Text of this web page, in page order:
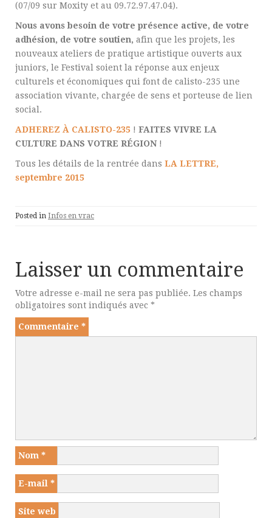
(07/09 sur Moxity et au 09.72.97.47.04).
Nous avons besoin de votre présence active, de votre
adhésion, de votre soutien, afin que les projets, les
nouveaux ateliers de pratique artistique ouverts aux
juniors, le Festival soient la réponse aux enjeux
culturels et économiques qui font de calisto-235 une
association vivante, chargée de sens et porteuse de lien
social.
ADHEREZ À CALISTO-235 ! FAITES VIVRE LA
CULTURE DANS VOTRE RÉGION!
Tous les détails de la rentrée dans LA LETTRE,
septembre 2015
Posted in Infos en vrac
Laisser un commentaire
Votre adresse e-mail ne sera pas publiée. Les champs
obligatoires sont indiqués avec *
Commentaire *
Nom *
E-mail *
Site web